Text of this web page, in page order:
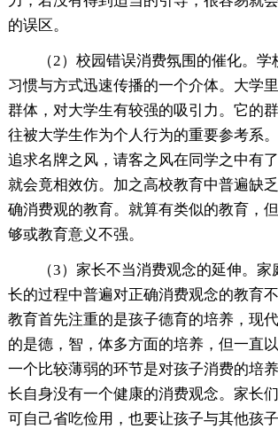
的误区。
（2）校园错误消费氛围的催化。学
习惯与方式迅速传播的一个介体。大学
群体，对大学生有较强的吸引力。它的
往被大学生作为个人行为的重要参考系
追求名牌之风，请客之风在同学之中有
就会竟相效仿。加之高校教育中普遍缺
确消费观的教育。就算有类似的教育，
够或教育意义不强。
（3）家长不当消费观念的延伸。家
长的过程中普遍对正确消费观念的教育
教育首先注重的是孩子德育的培养，现
的是德，智，体多方面的培养，但一直
一个比较薄弱的环节是对孩子消费的培
长自身没有一个健康的消费观念。家长
可自己省吃俭用，也要让孩子与其他孩